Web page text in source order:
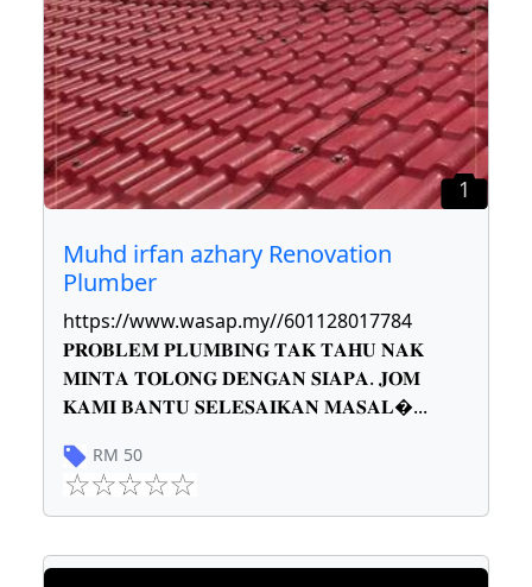
1
Muhd irfan azhary Renovation
Plumber
https://www.wasap.my//601128017784
𝐏𝐑𝐎𝐁𝐋𝐄𝐌 𝐏𝐋𝐔𝐌𝐁𝐈𝐍𝐆 𝐓𝐀𝐊 𝐓𝐀𝐇𝐔 𝐍𝐀𝐊
𝐌𝐈𝐍𝐓𝐀 𝐓𝐎𝐋𝐎𝐍𝐆 𝐃𝐄𝐍𝐆𝐀𝐍 𝐒𝐈𝐀𝐏𝐀. 𝐉𝐎𝐌
𝐊𝐀𝐌𝐈 𝐁𝐀𝐍𝐓𝐔 𝐒𝐄𝐋𝐄𝐒𝐀𝐈𝐊𝐀𝐍 𝐌𝐀𝐒𝐀𝐋...
RM 50